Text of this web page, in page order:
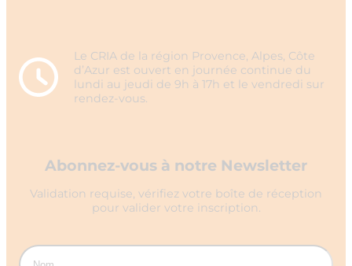
Le CRIA de la région Provence, Alpes, Côte
d’Azur est ouvert en journée continue du
lundi au jeudi de 9h à 17h et le vendredi sur
rendez-vous.
Abonnez-vous à notre Newsletter
Validation requise, vérifiez votre boîte de réception
pour valider votre inscription.